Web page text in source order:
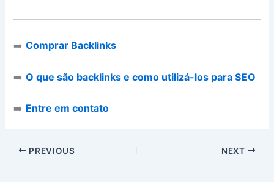
➡️Comprar Backlinks
➡️O que são backlinks e como utilizá-los para SEO
➡️ Entre em contato
PREVIOUS NEXT